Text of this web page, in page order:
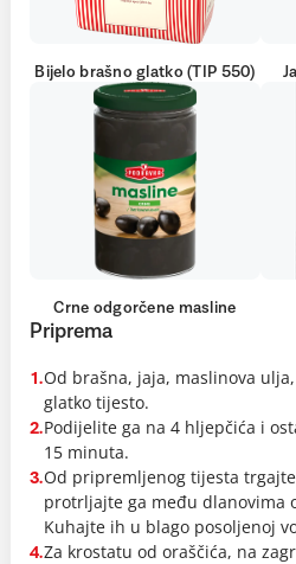
Bijelo brašno glatko (TIP 550)
Crne odgorčene masline
Priprema
1.Od brašna, jaja, maslinova
glatko tijesto.
2.Podijelite ga na 4 hljepčića i
15 minuta.
3.Od pripremljenog tijesta
protrljajte ga među dlanovima
Kuhajte ih u blago posoljenoj
4.Za krostatu od oraščića, na